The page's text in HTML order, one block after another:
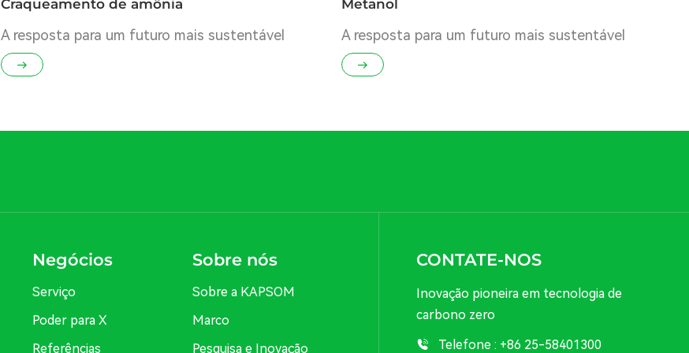
Craqueamento de amônia
A resposta para um futuro mais sustentável
Metanol
A resposta para um futuro mais sustentável
Negócios
Serviço
Poder para X
Referências
Sobre nós
Sobre a KAPSOM
Marco
Pesquisa e Inovação
CONTATE-NOS
Inovação pioneira em tecnologia de
carbono zero
Telefone : +86 25-58401300